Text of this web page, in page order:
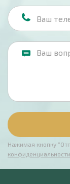
Нажимая кнопку
конфиденциальности